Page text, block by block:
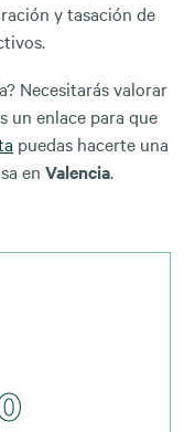
y tasación de
Necesitarás valorar
un enlace para que
puedas hacerte una
en Valencia.